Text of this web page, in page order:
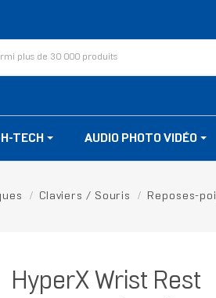
TECH AUDIO PHOTO VIDÉO
Claviers / Souris Reposes-
HyperX Wrist Rest